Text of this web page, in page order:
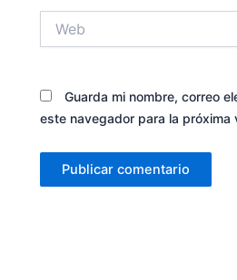
Guarda mi nombre, correo
este navegador para la próxima